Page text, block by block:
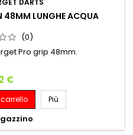
48MM LUNGHE ACQUA
(0)
Pro grip 48mm.
€
Più